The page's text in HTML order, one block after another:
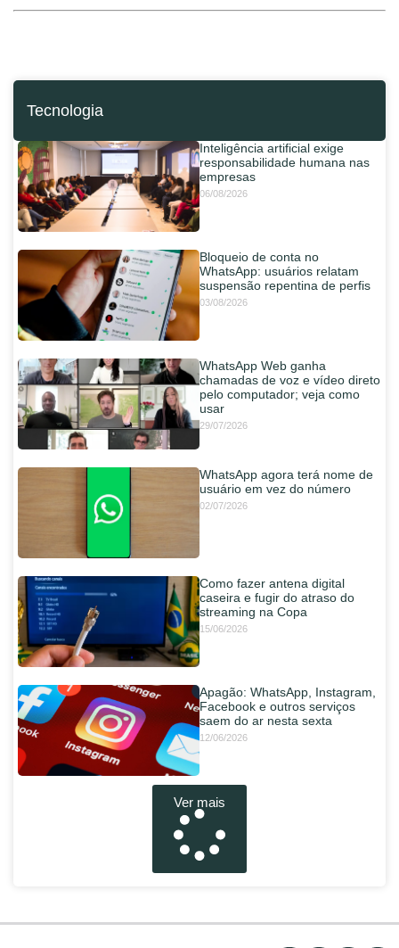
Tecnologia
Inteligência artificial exige
responsabilidade humana nas
empresas
06/08/2026
Bloqueio de conta no
WhatsApp: usuários relatam
suspensão repentina de perfis
03/08/2026
WhatsApp Web ganha
chamadas de voz e vídeo direto
pelo computador; veja como
usar
29/07/2026
WhatsApp agora terá nome de
usuário em vez do número
02/07/2026
Como fazer antena digital
caseira e fugir do atraso do
streaming na Copa
15/06/2026
Apagão: WhatsApp, Instagram,
Facebook e outros serviços
saem do ar nesta sexta
12/06/2026
Ver mais